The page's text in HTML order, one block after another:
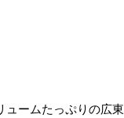
ュームたっぷりの広